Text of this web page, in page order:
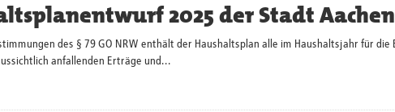
2025 der Stadt Aachen
des § 79 GO NRW enthält der Haushaltsplan alle im Haushaltsjahr für die
anfallenden Erträge und...